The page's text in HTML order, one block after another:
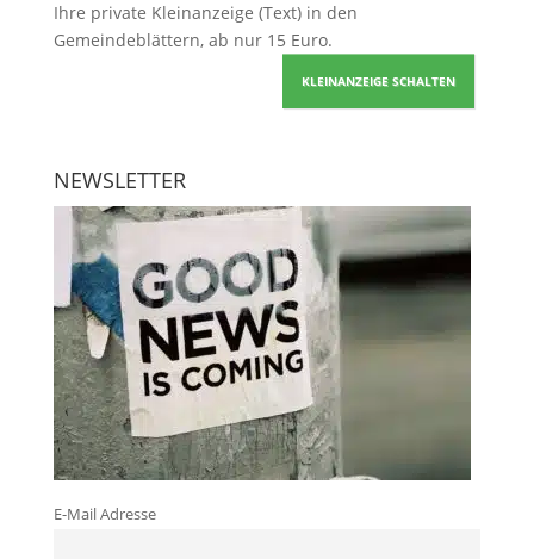
Ihre private Kleinanzeige (Text) in den
Gemeindeblättern, ab nur 15 Euro.
KLEINANZEIGE SCHALTEN
NEWSLETTER
E-Mail Adresse